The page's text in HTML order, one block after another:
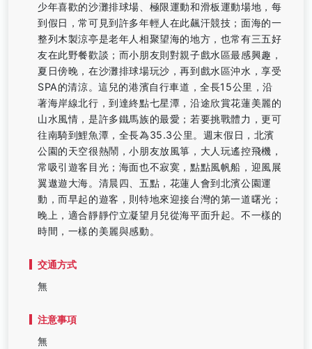
少年喜歡的沙灘排球場、極限運動和滑板運動場地，每
到假日，常可見到許多年輕人在此飆汗競技；面海的一
整列木製涼亭是老年人相聚望海的地方，也常有三五好
友在此野餐歡談；而小朋友則對親子戲水區最感興趣，
夏日傍晚，在沙灘排球場玩沙，再到戲水區沖水，享受
SPA的清涼。這兒的港濱自行車道，全長15公里，沿
著海岸線北行，到達終點七星潭，沿途欣賞花蓮美麗的
山水風情，是許多鐵馬族的最愛；若要挑戰體力，更可
往南騎到鯉魚潭，全長為35.3公里。週末假日，北濱
公園的天空很熱鬧，小朋友放風箏，大人玩遙控飛機，
常吸引遊客目光；海面也不寂寞，點點風帆船，迎風展
翼遨遊大海。清晨四、五點，花蓮人會到北濱公園運
動，而早起的遊客，則特地來迎接台灣的第一道曙光；
晚上，適合靜靜佇立凝望月兒從海平面升起。不一樣的
時間，一樣的美麗與感動。
交通方式
無
注意事項
無